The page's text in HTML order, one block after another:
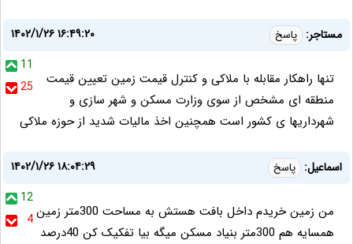
مستاجر: پاسخ
۱۴۰۲/۱/۲۶ ۱۶:۴۹:۲۰
11
25
تنها راهکار مقابله با ملاکی و کنترل قیمت زمین تعیین قیمت
منطقه ای مشخص از سوی وزارت مسکن و شهر سازی و
شهرداریها ی کشور است همچنین اخذ مالیات شدید از حوزه ملاکی
اسماعیل: پاسخ
۱۴۰۲/۱/۲۶ ۱۸:۰۴:۲۹
12
4من زمین خریدم داخل بافت هستش به مساحت 300متر زمین
همسایه هم 300متر بنیاد مسکن میگه بیا تفکیک کن 40درصد